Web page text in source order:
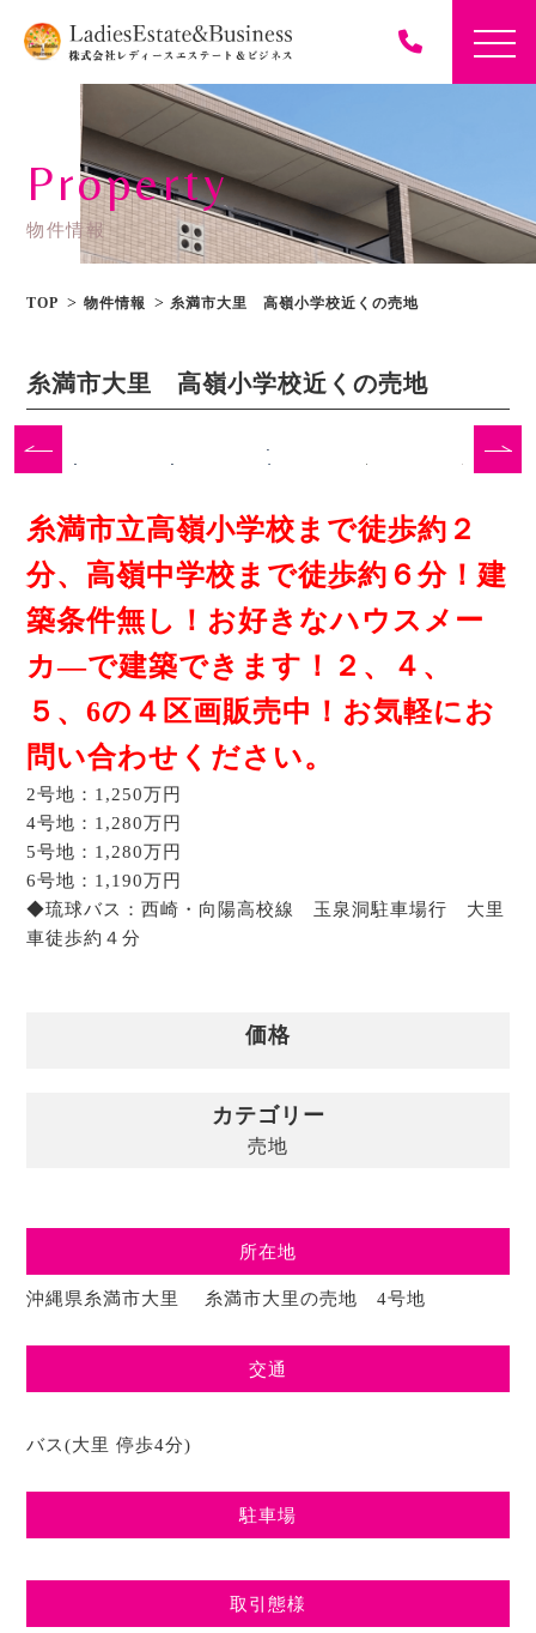
Property
物件情報
TOP 物件情報 糸満市大里 高嶺小学校近くの売地
糸満市大里 高嶺小学校近くの売地
糸満市立高嶺小学校まで徒歩約２
分、高嶺中学校まで徒歩約６分！建
築条件無し！お好きなハウスメー
カ―で建築できます！２、４、
５、6の４区画販売中！お気軽にお
問い合わせください。
2号地：1,250万円
4号地：1,280万円
5号地：1,280万円
6号地：1,190万円
◆琉球バス：西崎・向陽高校線 玉泉洞駐車場行 大里
車徒歩約４分
価格
カテゴリー
売地
所在地
沖縄県糸満市大里 糸満市大里の売地 4号地
交通
バス(大里 停歩4分)
駐車場
取引態様